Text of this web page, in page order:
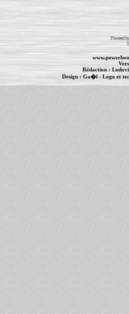
Powered
Rédaction :
Design : Ga�l- Logo et